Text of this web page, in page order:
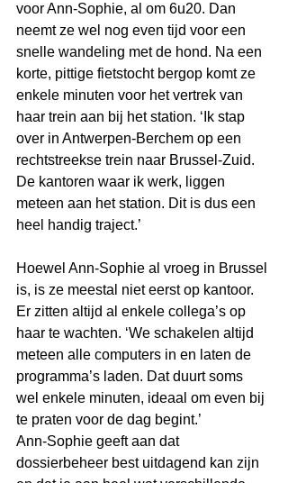
voor Ann-Sophie, al om 6u20. Dan
neemt ze wel nog even tijd voor een
snelle wandeling met de hond. Na een
korte, pittige fietstocht bergop komt ze
enkele minuten voor het vertrek van
haar trein aan bij het station. ‘Ik stap
over in Antwerpen-Berchem op een
rechtstreekse trein naar Brussel-Zuid.
De kantoren waar ik werk, liggen
meteen aan het station. Dit is dus een
heel handig traject.’
Hoewel Ann-Sophie al vroeg in Brussel
is, is ze meestal niet eerst op kantoor.
Er zitten altijd al enkele collega’s op
haar te wachten. ‘We schakelen altijd
meteen alle computers in en laten de
programma’s laden. Dat duurt soms
wel enkele minuten, ideaal om even bij
te praten voor de dag begint.’
Ann-Sophie geeft aan dat
dossierbeheer best uitdagend kan zijn